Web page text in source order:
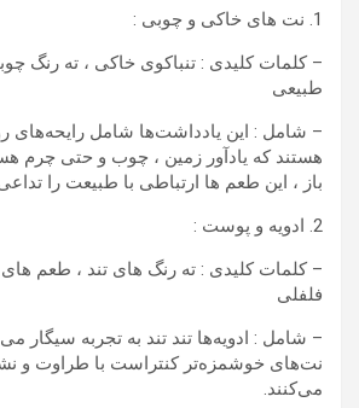
1. نت های خاکی و چوبی :
– کلمات کلیدی : تنباکوی خاکی ، ته رنگ
طبیعی
– شامل : این یادداشت‌ها شامل رایحه‌های
هستند که یادآور زمین ، چوب و حتی چرم
باز ، این طعم ها ارتباطی با طبیعت را
2. ادویه و پوست :
– کلمات کلیدی : ته رنگ های تند ، طعم
فلفلی
– شامل : ادویه‌ها تند تند به تجربه سیگار
نت‌های خوشمزه‌تر کنتراست با طراوت و
می‌کنند.